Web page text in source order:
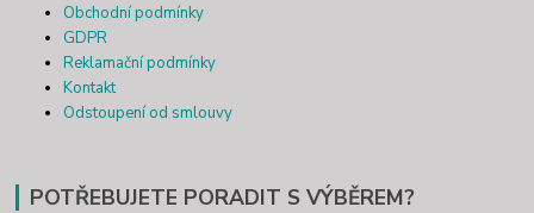
Obchodní podmínky
GDPR
Reklamační podmínky
Kontakt
Odstoupení od smlouvy
POTŘEBUJETE PORADIT S VÝBĚREM?